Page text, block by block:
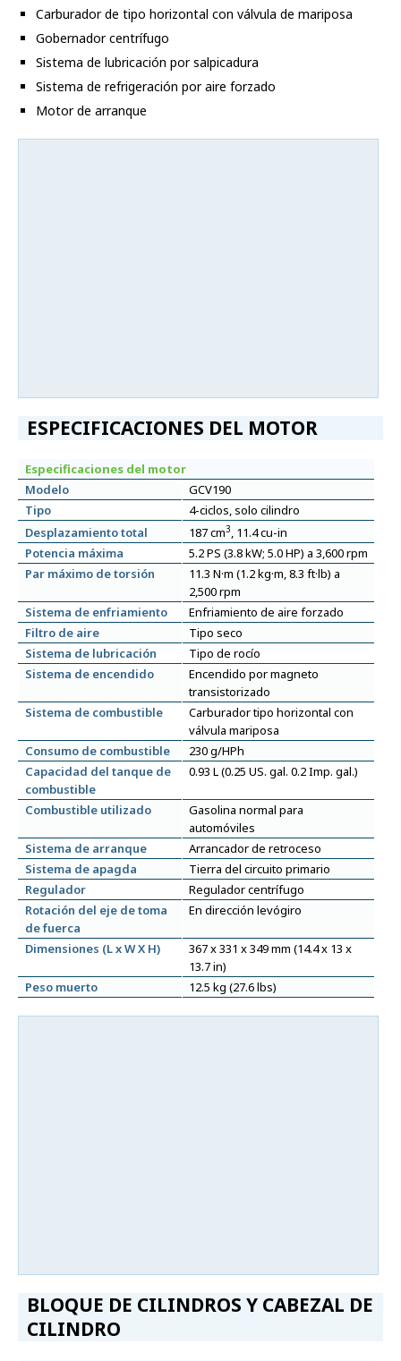
Carburador de tipo horizontal con válvula de mariposa
Gobernador centrífugo
Sistema de lubricación por salpicadura
Sistema de refrigeración por aire forzado
Motor de arranque
ESPECIFICACIONES DEL MOTOR
Especificaciones del motor
Modelo
GCV190
Tipo
4-ciclos, solo cilindro
Desplazamiento total
187 cm3, 11.4 cu-in
Potencia máxima
5.2 PS (3.8 kW; 5.0 HP) a 3,600 rpm
Par máximo de torsión
11.3 N·m (1.2 kg·m, 8.3 ft·lb) a
2,500 rpm
Sistema de enfriamiento
Enfriamiento de aire forzado
Filtro de aire
Tipo seco
Sistema de lubricación
Tipo de rocío
Sistema de encendido
Encendido por magneto
transistorizado
Sistema de combustible
Carburador tipo horizontal con
válvula mariposa
Consumo de combustible
230 g/HPh
Capacidad del tanque de
combustible
0.93 L (0.25 US. gal. 0.2 Imp. gal.)
Combustible utilizado
Gasolina normal para
automóviles
Sistema de arranque
Arrancador de retroceso
Sistema de apagda
Tierra del circuito primario
Regulador
Regulador centrífugo
Rotación del eje de toma
de fuerca
En dirección levógiro
Dimensiones (L x W X H)
367 x 331 x 349 mm (14.4 x 13 x
13.7 in)
Peso muerto
12.5 kg (27.6 lbs)
BLOQUE DE CILINDROS Y CABEZAL DE
CILINDRO